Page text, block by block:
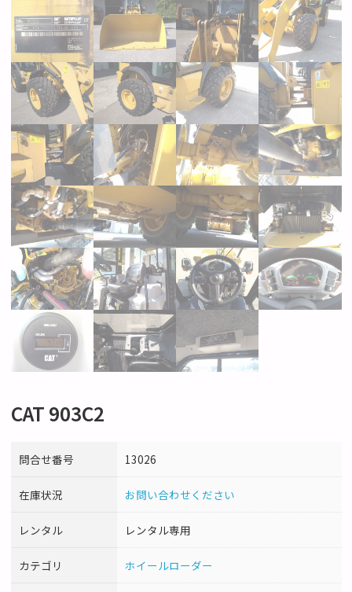
CAT 903C2
問合せ番号 13026
在庫状況 お問い合わせください
レンタル レンタル専用
カテゴリ ホイールローダー